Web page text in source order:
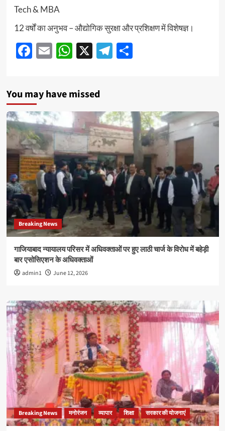
Tech & MBA
12 वर्षों का अनुभव – औद्योगिक सुरक्षा और प्रशिक्षण में विशेषज्ञ।
Facebook
EmailWhatsApp
X Telegram
Share
You may have missed
Breaking News
गाजियाबाद न्यायालय परिसर में अधिवक्ताओं पर हुए लाठी चार्ज के विरोध में बहेड़ी
बार एसोसिएशन के अधिवक्ताओं
admin1 June 12, 2026
Breaking News मनोरंजन व्यापार शिक्षा सरकार की योजनाएं